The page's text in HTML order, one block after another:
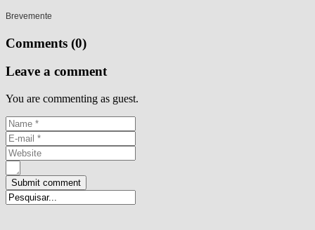
Brevemente
Comments (0)
Leave a comment
You are commenting as guest.